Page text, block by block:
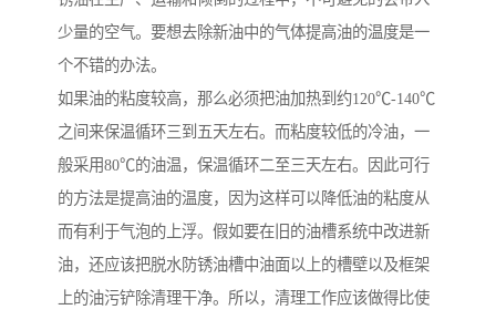
少量的空气。要想去除新油中的气体提高油的温度是一
个不错的办法。
如果油的粘度较高，那么必须把油加热到约120℃-140℃
之间来保温循环三到五天左右。而粘度较低的冷油，一
般采用80℃的油温，保温循环二至三天左右。因此可行
的方法是提高油的温度，因为这样可以降低油的粘度从
而有利于气泡的上浮。假如要在旧的油槽系统中改进新
油，还应该把脱水防锈油槽中油面以上的槽壁以及框架
上的油污铲除清理干净。所以，清理工作应该做得比使